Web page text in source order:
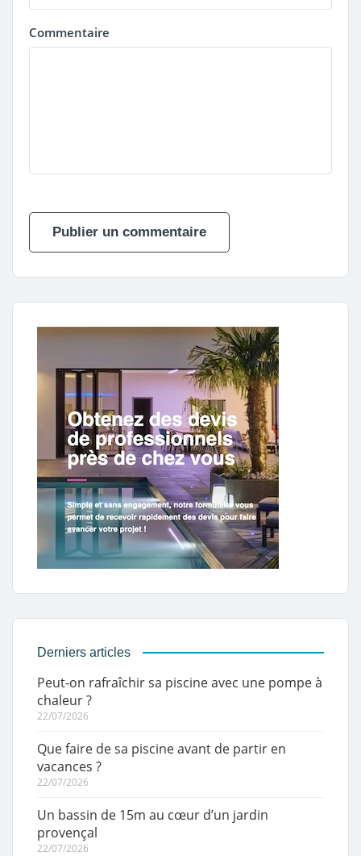
Commentaire
Derniers articles
Peut-on rafraîchir sa piscine avec une pompe à
chaleur ?
22/07/2026
Que faire de sa piscine avant de partir en
vacances ?
22/07/2026
Un bassin de 15m au cœur d’un jardin
provençal
22/07/2026